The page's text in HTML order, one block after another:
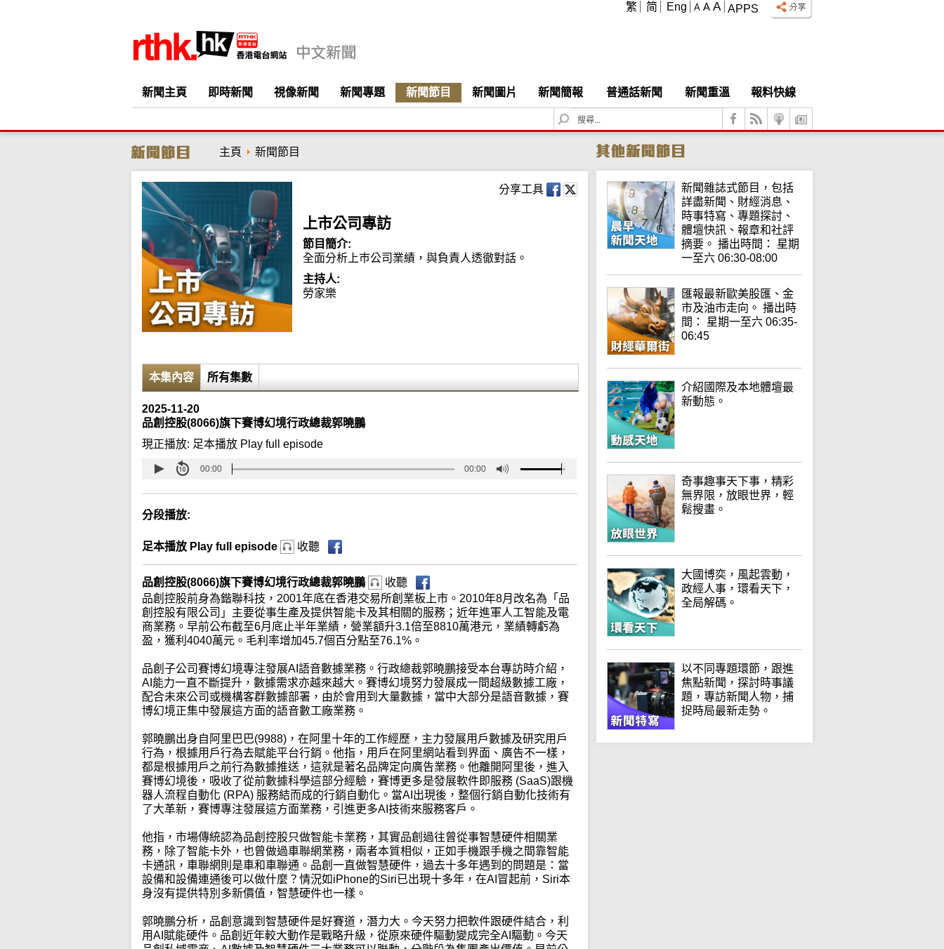
APPS
A A A
繁 简 Eng
新聞主頁 即時新聞 視像新聞 新聞專題 新聞節目 新聞圖片 新聞簡報 普通話新聞 新聞重溫
報料快線
S
e
c
h
主頁 新聞節目
分享工具
上市公司專訪
節目簡介:
全面分析上巿公司業績，與負責人透徹對話。
主持人:
勞家樂
本集內容 所有集數
2025-11-20
品創控股(8066)旗下賽博幻境行政總裁郭曉鵬
現正播放: 足本播放 Play full episode
00:00 00:00
分段播放:
足本播放 Play full episode 收聽
品創控股(8066)旗下賽博幻境行政總裁郭曉鵬
收聽
品創控股前身為鍇聯科技，2001年底在香港交易所創業板上市。2010年8月改名為「品
創控股有限公司」主要從事生產及提供智能卡及其相關的服務；近年進軍人工智能及電
商業務。早前公布截至6月底止半年業績，營業額升3.1倍至8810萬港元，業績轉虧為
盈，獲利4040萬元。毛利率增加45.7個百分點至76.1%。
品創子公司賽博幻境專注發展AI語音數據業務。行政總裁郭曉鵬接受本台專訪時介紹，
AI能力一直不斷提升，數據需求亦越來越大。賽博幻境努力發展成一間超級數據工廠，
配合未來公司或機構客群數據部署，由於會用到大量數據，當中大部分是語音數據，賽
博幻境正集中發展這方面的語音數工廠業務。
郭曉鵬出身自阿里巴巴(9988)，在阿里十年的工作經歷，主力發展用戶數據及研究用戶
行為，根據用戶行為去賦能平台行銷。他指，用戶在阿里網站看到界面、廣告不一樣，
都是根據用戶之前行為數據推送，這就是著名品牌定向廣告業務。他離開阿里後，進入
賽博幻境後，吸收了從前數據科學這部分經驗，賽博更多是發展軟件即服務 (SaaS)跟機
器人流程自動化 (RPA) 服務結而成的行銷自動化。當AI出現後，整個行銷自動化技術有
了大革新，賽博專注發展這方面業務，引進更多AI技術來服務客戶。
他指，市場傳統認為品創控股只做智能卡業務，其實品創過往曾從事智慧硬件相關業
務，除了智能卡外，也曾做過車聯網業務，兩者本質相似，正如手機跟手機之間靠智能
卡通訊，車聯網則是車和車聯通。品創一直做智慧硬件，過去十多年遇到的問題是：當
設備和設備連通後可以做什麼？情況如iPhone的Siri已出現十多年，在AI冒起前，Siri本
身沒有提供特別多新價值，智慧硬件也一樣。
郭曉鵬分析，品創意識到智慧硬件是好賽道，潛力大。今天努力把軟件跟硬件結合，利
用AI賦能硬件。品創近年較大動作是戰略升級，從原來硬件驅動變成完全AI驅動。今天
新聞雜誌式節目，包括
詳盡新聞、財經消息、
時事特寫、專題探討、
體壇快訊、報章和社評
摘要。 播出時間： 星期
一至六 06:30-08:00
匯報最新歐美股匯、金
市及油市走向。 播出時
間： 星期一至六 06:35-
06:45
介紹國際及本地體壇最
新動態。
奇事趣事天下事，精彩
無界限，放眼世界，輕
鬆搜畫。
大國博奕，風起雲動，
政經人事，環看天下，
全局解碼。
以不同專題環節，跟進
焦點新聞，探討時事議
題，專訪新聞人物，捕
捉時局最新走勢。